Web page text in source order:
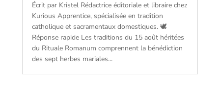
Écrit par Kristel Rédactrice éditoriale et libraire chez
Kurious Apprentice, spécialisée en tradition
catholique et sacramentaux domestiques. 🕊️
Réponse rapide Les traditions du 15 août héritées
du Rituale Romanum comprennent la bénédiction
des sept herbes mariales...